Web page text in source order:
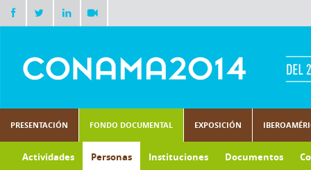
PRESENTACIÓN FONDO DOCUMENTAL EXPOSICIÓN
Actividades Personas Instituciones Documentos